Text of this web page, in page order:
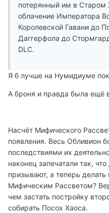
потерянный им в Старом
облачение Императора
Королевской Гавани до
Даггерфола до
DLC.
Я б лучше на Нумидиуме
А броня и правда была ещё
Насчёт Мифического
появления. Весь Обливион
последствиями их
наконец запечатали так,
призывают, а теперь
Мифическим Рассветом?
чем застать постройку
собирать Посох Хаоса.